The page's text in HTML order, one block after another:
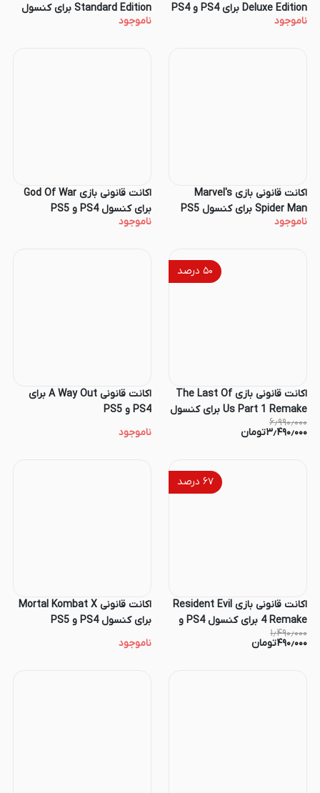
Deluxe Edition برای PS4 و PS4
ناموجود
Standard Edition برای کنسول
PS4 و PS5
ناموجود
اکانت قانونی بازی Marvel's
Spider Man برای کنسول PS5
ناموجود
اکانت قانونی بازی God Of War
برای کنسول PS4 و PS5
ناموجود
۵۰درصد
اکانت قانونی بازی The Last Of
Us Part 1 Remake برای کنسول
PS5
۶٫۹۹۰٫۰۰۰
۳٫۴۹۰٫۰۰۰تومان
اکانت قانونی A Way Out برای
PS4 و PS5
ناموجود
۶۷درصد
اکانت قانونی بازی Resident Evil
4 Remake برای کنسول PS4 و
PS5
۱٫۴۹۰٫۰۰۰
۴۹۰٫۰۰۰تومان
اکانت قانونی Mortal Kombat X
برای کنسول PS4 و PS5
ناموجود